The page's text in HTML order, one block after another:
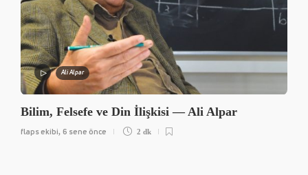
Ali Alpar
Bilim, Felsefe ve Din İlişkisi — Ali Alpar
flaps ekibi, 6 sene önce 2 dk